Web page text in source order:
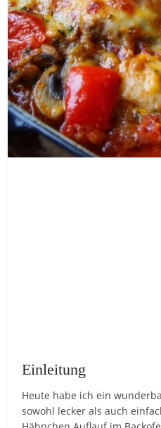
Einleitung
Heute habe ich ein
sowohl lecker als auch